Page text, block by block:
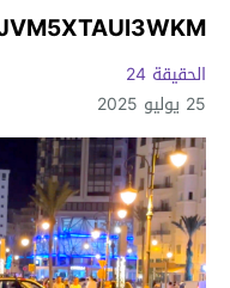
الحقيقة 24
25 يوليو 2025